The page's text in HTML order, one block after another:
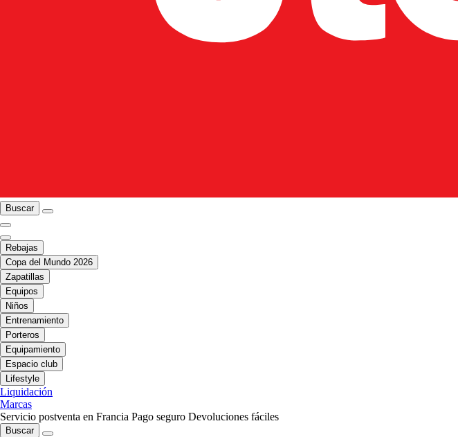
Buscar
Rebajas
Copa del Mundo 2026
Zapatillas
Equipos
Niños
Entrenamiento
Porteros
Equipamiento
Espacio club
Lifestyle
Liquidación
Marcas
Servicio postventa en Francia Pago seguro Devoluciones fáciles
Buscar